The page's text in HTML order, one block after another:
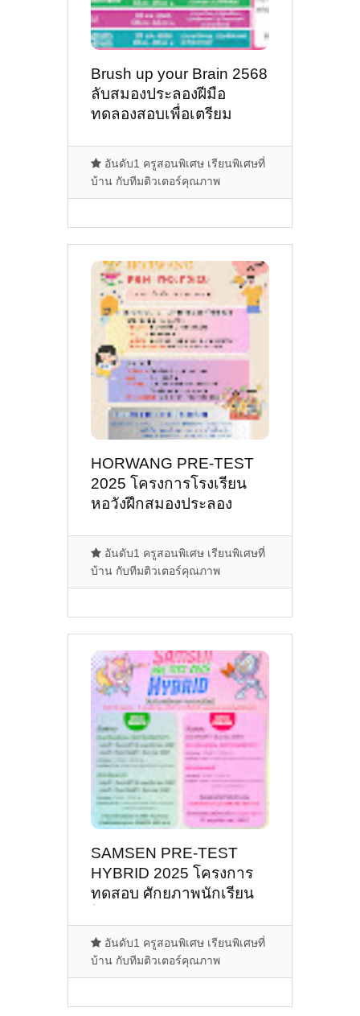
Brush up your Brain 2568
ลับสมองประลองฝีมือ
ทดลองสอบเพื่อเตรียม
ม.1 โรงเรียนบดินทร์เดชา
(สิงห์ สิงหเสนี)
อันดับ1 ครูสอนพิเศษ เรียนพิเศษที่
บ้าน กับทีมติวเตอร์คุณภาพ
HORWANG PRE-TEST
2025 โครงการโรงเรียน
หอวังฝึกสมองประลอง
อันดับ1 ครูสอนพิเศษ เรียนพิเศษที่
บ้าน กับทีมติวเตอร์คุณภาพ
SAMSEN PRE-TEST
HYBRID 2025 โครงการ
ทดสอบ ศักยภาพนักเรียน
ปี 2568
อันดับ1 ครูสอนพิเศษ เรียนพิเศษที่
บ้าน กับทีมติวเตอร์คุณภาพ